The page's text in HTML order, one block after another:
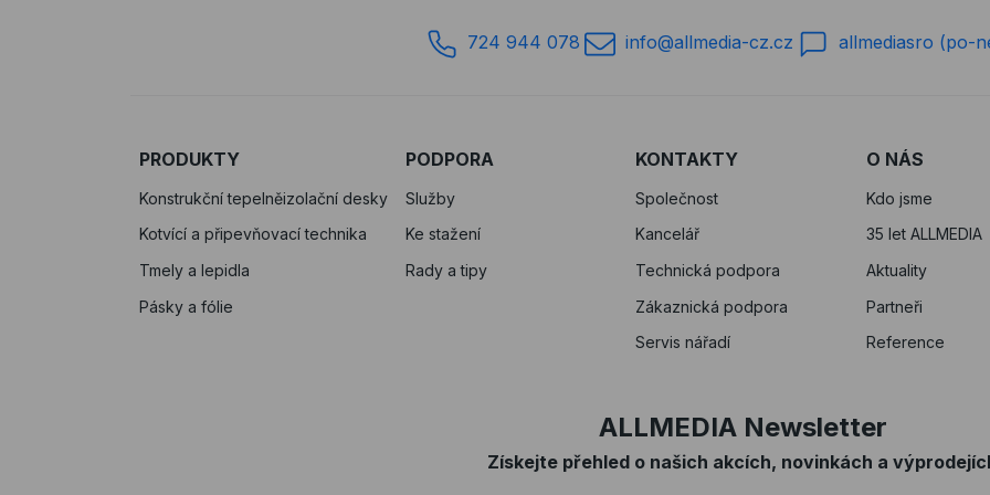
724 944 078 info@allmedia-cz.cz allmediasro (po-
PRODUKTY
Konstrukční tepelněizolační desky
Kotvící a připevňovací technika
Tmely a lepidla
Pásky a fólie
PODPORA
Služby
Ke stažení
Rady a tipy
KONTAKTY
Společnost
Kancelář
Technická podpora
Zákaznická podpora
Servis nářadí
O NÁS
Kdo jsme
35 let ALLMEDIA
Aktuality
Partneři
Reference
ALLMEDIA Newsletter
Získejte přehled o našich akcích, novinkách a